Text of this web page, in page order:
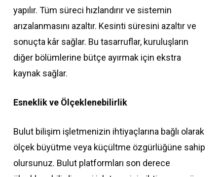
yapılır. Tüm süreci hızlandırır ve sistemin
arızalanmasını azaltır. Kesinti süresini azaltır ve
sonuçta kâr sağlar. Bu tasarruflar, kuruluşların
diğer bölümlerine bütçe ayırmak için ekstra
kaynak sağlar.
Esneklik ve Ölçeklenebilirlik
Bulut bilişim işletmenizin ihtiyaçlarına bağlı olarak
ölçek büyütme veya küçültme özgürlüğüne sahip
olursunuz. Bulut platformları son derece